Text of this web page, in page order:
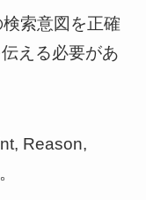
索意図を正確
える必要があ
Reason,